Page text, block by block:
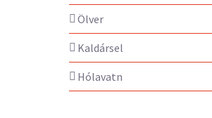
Ölver
Kaldársel
Hólavatn